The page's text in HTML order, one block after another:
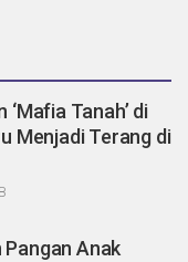
Tanah’ di
Menjadi Terang di
Anak